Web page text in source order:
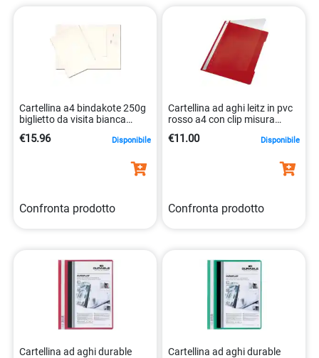
Cartellina a4 bindakote 250g
biglietto da visita bianca
€15.96 Disponibile
Confronta prodotto
Cartellina ad aghi leitz in pvc
rosso a4 con clip misura
4002432308538
€11.00 Disponibile
Confronta prodotto
Cartellina ad aghi durable
Cartellina ad aghi durable